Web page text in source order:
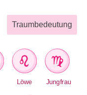
Traumbedeutung
Löwe Jungfrau